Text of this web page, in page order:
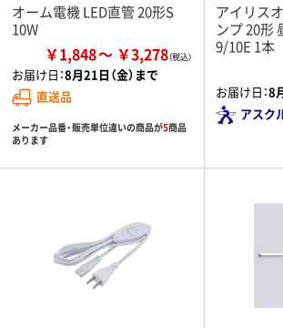
オーム電機 LED直管 20形S
10W
￥1,848 ￥3,278
お届け日：8月21日（金）まで
直送品
メーカー品番・販売単位違いの商品が5商品
あります
アイリス
ンプ 20形
9/10E 1本
お届け日：8
アスク